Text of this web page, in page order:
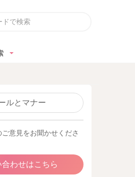
ルとマナー
意見をお聞かせくださ
わせはこちら